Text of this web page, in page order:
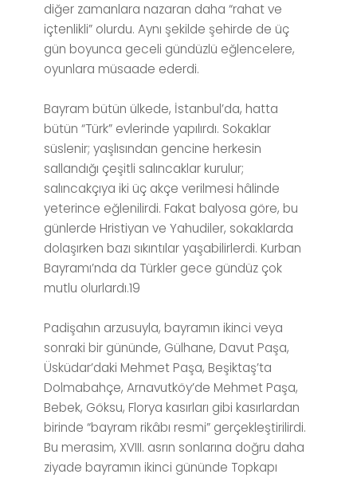
diğer zamanlara nazaran daha “rahat ve
içtenlikli” olurdu. Aynı şekilde şehirde de üç
gün boyunca geceli gündüzlü eğlencelere,
oyunlara müsaade ederdi.
Bayram bütün ülkede, İstanbul’da, hatta
bütün “Türk” evlerinde yapılırdı. Sokaklar
süslenir; yaşlısından gencine herkesin
sallandığı çeşitli salıncaklar kurulur;
salıncakçıya iki üç akçe verilmesi hâlinde
yeterince eğlenilirdi. Fakat balyosa göre, bu
günlerde Hristiyan ve Yahudiler, sokaklarda
dolaşırken bazı sıkıntılar yaşabilirlerdi. Kurban
Bayramı’nda da Türkler gece gündüz çok
mutlu olurlardı.19
Padişahın arzusuyla, bayramın ikinci veya
sonraki bir gününde, Gülhane, Davut Paşa,
Üsküdar’daki Mehmet Paşa, Beşiktaş’ta
Dolmabahçe, Arnavutköy’de Mehmet Paşa,
Bebek, Göksu, Florya kasırları gibi kasırlardan
birinde “bayram rikâbı resmi” gerçekleştirilirdi.
Bu merasim, XVIII. asrın sonlarına doğru daha
ziyade bayramın ikinci gününde Topkapı